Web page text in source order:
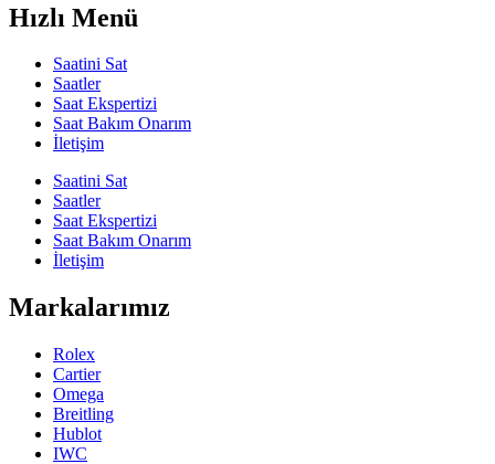
Hızlı Menü
Saatini Sat
Saatler
Saat Ekspertizi
Saat Bakım Onarım
İletişim
Saatini Sat
Saatler
Saat Ekspertizi
Saat Bakım Onarım
İletişim
Markalarımız
Rolex
Cartier
Omega
Breitling
Hublot
IWC